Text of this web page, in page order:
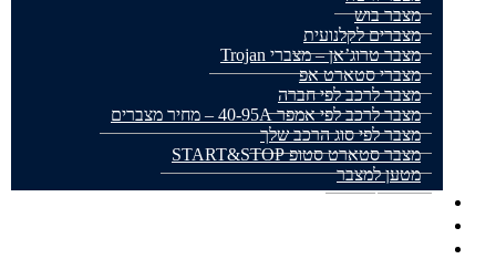
מצבר בוש
מצברים לקלנועית
מצבר טרוג’אן – מצברי Trojan
מצברי סטארט אפ
מצבר לרכב לפי חברה
מצבר לרכב לפי אמפר 40-95A – מחיר מצברים
מצבר לפי סוג הרכב שלך
מצבר סטארט סטופ START&STOP
מטען למצבר